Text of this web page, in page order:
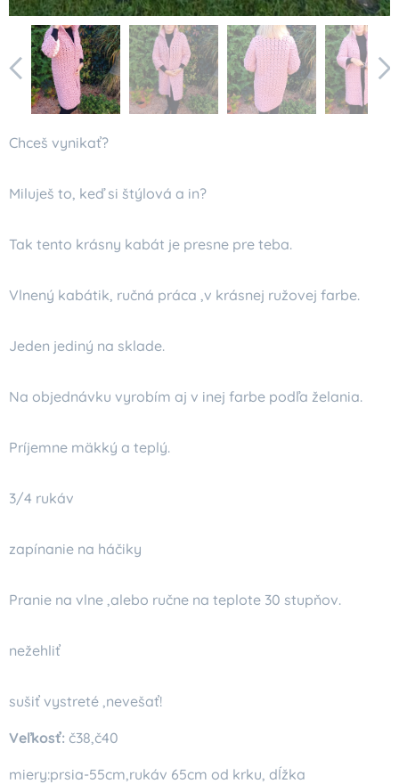
Chceš vynikať?
Miluješ to, keď si štýlová a in?
Tak tento krásny kabát je presne pre teba.
Vlnený kabátik, ručná práca ,v krásnej ružovej farbe.
Jeden jediný na sklade.
Na objednávku vyrobím aj v inej farbe podľa želania.
Príjemne mäkký a teplý.
3/4 rukáv
zapínanie na háčiky
Pranie na vlne ,alebo ručne na teplote 30 stupňov.
nežehliť
sušiť vystreté ,nevešať!
Veľkosť: č38,č40
miery:prsia-55cm,rukáv 65cm od krku, dĺžka